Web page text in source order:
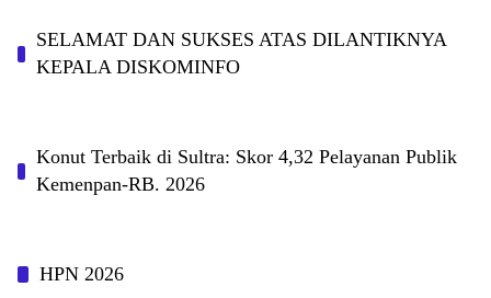
SELAMAT DAN SUKSES ATAS DILANTIKNYA
KEPALA DISKOMINFO
Konut Terbaik di Sultra: Skor 4,32 Pelayanan Publik
Kemenpan-RB. 2026
HPN 2026